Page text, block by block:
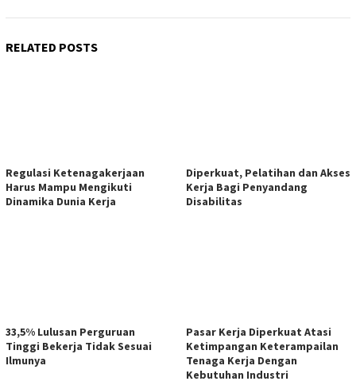
RELATED POSTS
Regulasi Ketenagakerjaan
Harus Mampu Mengikuti
Dinamika Dunia Kerja
Diperkuat, Pelatihan dan Akses
Kerja Bagi Penyandang
Disabilitas
33,5% Lulusan Perguruan
Tinggi Bekerja Tidak Sesuai
Ilmunya
Pasar Kerja Diperkuat Atasi
Ketimpangan Keterampailan
Tenaga Kerja Dengan
Kebutuhan Industri